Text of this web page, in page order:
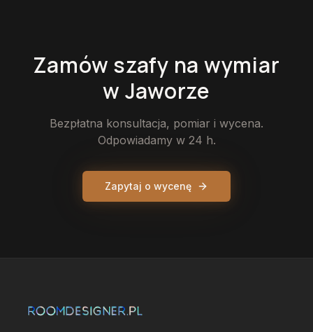
Zamów szafy na wymiar
w Jaworze
Bezpłatna konsultacja, pomiar i wycena.
Odpowiadamy w 24 h.
Zapytaj o wycenę